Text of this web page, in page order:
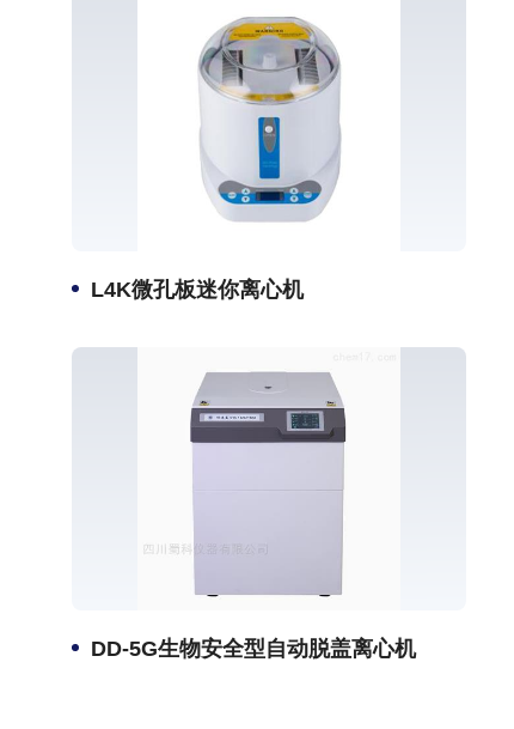
L4K微孔板迷你离心机
DD-5G生物安全型自动脱盖离心机